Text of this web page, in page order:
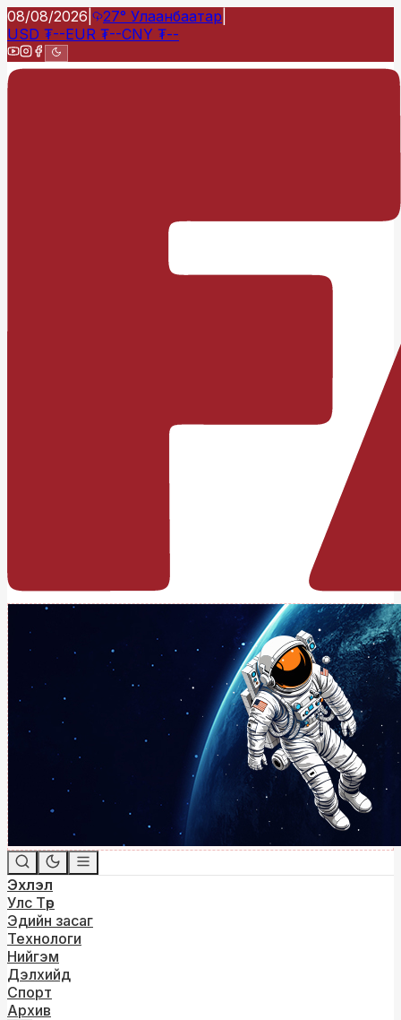
08/08/2026 27° Улаанбаатар
USD ₮--EUR ₮--CNY ₮--
Эхлэл
Улс Төр
Эдийн засаг
Технологи
Нийгэм
Дэлхийд
Спорт
Архив